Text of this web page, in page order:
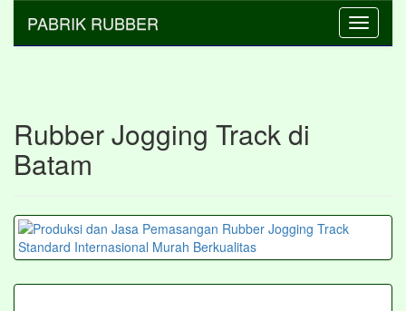
Toggle
PABRIK RUBBER
Rubber Jogging Track di
Batam